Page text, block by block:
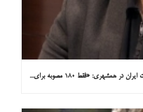
یادداشت ویژه هفته محیط‌زیست رئیس فدراسیون صنایع بازیافت ایران در همشهری: «فقط ۱۸۰ مصوبه برای خارج کردن خودروهای فرسوده از خیابان‌ها»